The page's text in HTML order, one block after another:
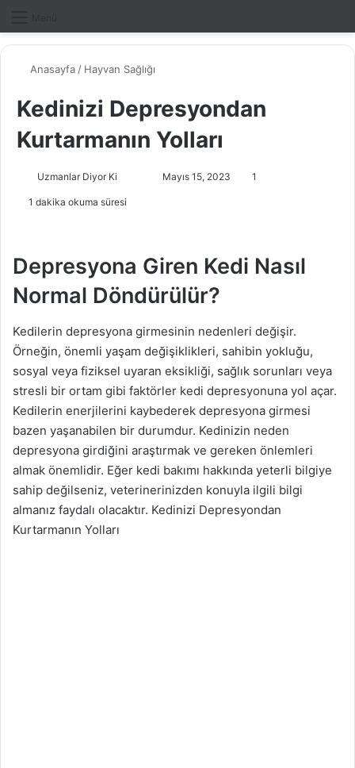
Anasayfa / Hayvan Sağlığı
Kedinizi Depresyondan
Kurtarmanın Yolları
Uzmanlar Diyor Ki
w
o
X
p
o
t
a
g
ö
n
d
Mayıs 15, 2023 1
1 dakika okuma süresi
Depresyona Giren Kedi Nasıl
Normal Döndürülür?
Kedilerin depresyona girmesinin nedenleri değişir.
Örneğin, önemli yaşam değişiklikleri, sahibin yokluğu,
sosyal veya fiziksel uyaran eksikliği, sağlık sorunları veya
stresli bir ortam gibi faktörler kedi depresyonuna yol açar.
Kedilerin enerjilerini kaybederek depresyona girmesi
bazen yaşanabilen bir durumdur. Kedinizin neden
depresyona girdiğini araştırmak ve gereken önlemleri
almak önemlidir. Eğer kedi bakımı hakkında yeterli bilgiye
sahip değilseniz, veterinerinizden konuyla ilgili bilgi
almanız faydalı olacaktır. Kedinizi Depresyondan
Kurtarmanın Yolları